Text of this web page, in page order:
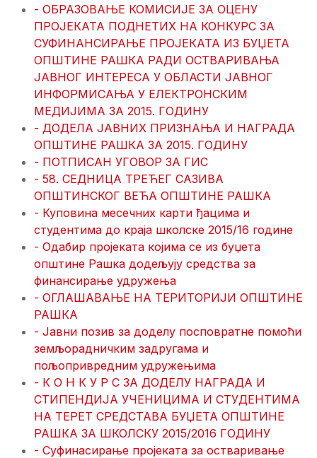
- ОБРАЗОВАЊЕ КОМИСИЈЕ ЗА ОЦЕНУ
ПРОЈЕКАТА ПОДНЕТИХ НА КОНКУРС ЗА
СУФИНАНСИРАЊЕ ПРОЈЕКАТА ИЗ БУЏЕТА
ОПШТИНЕ РАШКА РАДИ ОСТВАРИВАЊА
ЈАВНОГ ИНТЕРЕСА У ОБЛАСТИ ЈАВНОГ
ИНФОРМИСАЊА У ЕЛЕКТРОНСКИМ
МЕДИЈИМА ЗА 2015. ГОДИНУ
- ДОДЕЛА ЈАВНИХ ПРИЗНАЊА И НАГРАДА
ОПШТИНЕ РАШКА ЗА 2015. ГОДИНУ
- ПОТПИСАН УГОВОР ЗА ГИС
- 58. СЕДНИЦА ТРЕЋЕГ САЗИВА
ОПШТИНСКОГ ВЕЋА ОПШТИНЕ РАШКА
- Куповина месечних карти ђацима и
студентима до краја школске 2015/16 године
- Oдабир пројеката којима се из буџета
општине Рашка додељују средства за
финансирање удружења
- ОГЛАШАВАЊЕ НА ТЕРИТОРИЈИ ОПШТИНЕ
РАШКА
- Јавни позив за доделу посповратне помоћи
земљорадничким задругама и
пољопривредним удружењима
- К О Н К У Р С ЗА ДОДЕЛУ НАГРАДА И
СТИПЕНДИЈА УЧЕНИЦИМА И СТУДЕНТИМА
НА ТЕРЕТ СРЕДСТАВА БУЏЕТА ОПШТИНЕ
РАШКА ЗА ШКОЛСКУ 2015/2016 ГОДИНУ
- Суфинасирање пројеката за остваривање